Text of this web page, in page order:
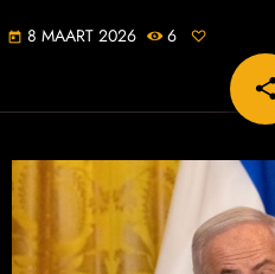
today 8 MAART 2026 6
share
email